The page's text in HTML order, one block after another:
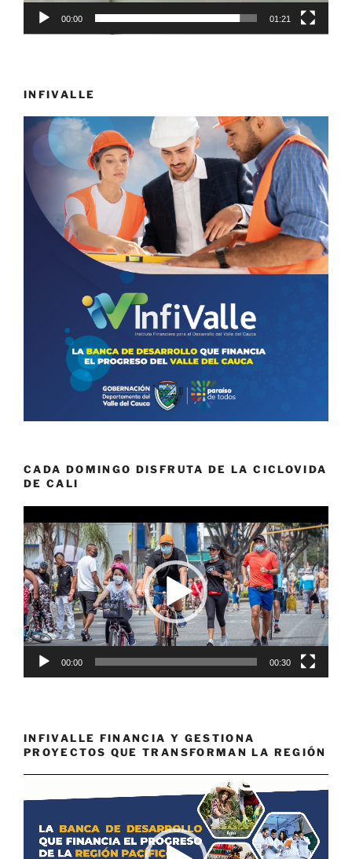
00:00 01:21
INFIVALLE
CADA DOMINGO DISFRUTA DE LA CICLOVIDA
DE CALI
de
vídeo
00:00 00:30
INFIVALLE FINANCIA Y GESTIONA
PROYECTOS QUE TRANSFORMAN LA REGIÓN
de